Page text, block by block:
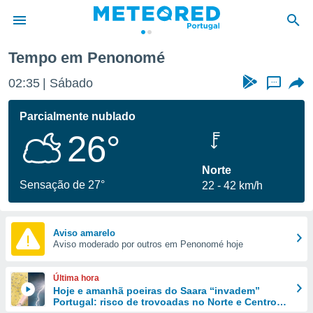
da
foi
fornecidas
a este
das
e
forma
digital
Tempo em Penonomé
02:35 Sábado ...
Parcialmente nublado
26°
Sensação de 27°
Norte
22
42 km/h
Aviso amarelo
Aviso moderado por outros em Penonomé hoje
Última hora
Hoje e amanhã poeiras do Saara “invadem”
Portugal: risco de trovoadas no Norte e Centro